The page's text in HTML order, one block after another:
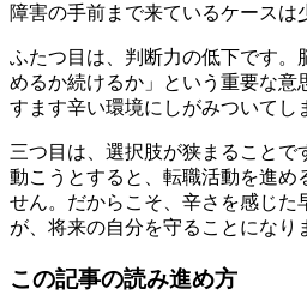
障害の手前まで来ているケースは
ふたつ目は、判断力の低下です。
めるか続けるか」という重要な意
すます辛い環境にしがみついてし
三つ目は、選択肢が狭まることで
動こうとすると、転職活動を進め
せん。だからこそ、辛さを感じた
が、将来の自分を守ることになり
この記事の読み進め方